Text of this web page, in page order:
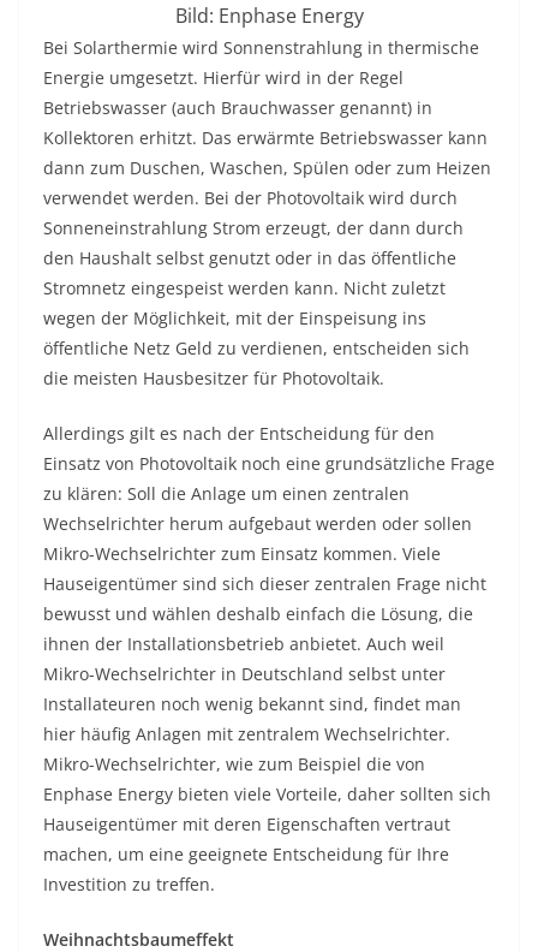
Bild: Enphase Energy
Bei Solarthermie wird Sonnenstrahlung in thermische
Energie umgesetzt. Hierfür wird in der Regel
Betriebswasser (auch Brauchwasser genannt) in
Kollektoren erhitzt. Das erwärmte Betriebswasser kann
dann zum Duschen, Waschen, Spülen oder zum Heizen
verwendet werden. Bei der Photovoltaik wird durch
Sonneneinstrahlung Strom erzeugt, der dann durch
den Haushalt selbst genutzt oder in das öffentliche
Stromnetz eingespeist werden kann. Nicht zuletzt
wegen der Möglichkeit, mit der Einspeisung ins
öffentliche Netz Geld zu verdienen, entscheiden sich
die meisten Hausbesitzer für Photovoltaik.
Allerdings gilt es nach der Entscheidung für den
Einsatz von Photovoltaik noch eine grundsätzliche Frage
zu klären: Soll die Anlage um einen zentralen
Wechselrichter herum aufgebaut werden oder sollen
Mikro-Wechselrichter zum Einsatz kommen. Viele
Hauseigentümer sind sich dieser zentralen Frage nicht
bewusst und wählen deshalb einfach die Lösung, die
ihnen der Installationsbetrieb anbietet. Auch weil
Mikro-Wechselrichter in Deutschland selbst unter
Installateuren noch wenig bekannt sind, findet man
hier häufig Anlagen mit zentralem Wechselrichter.
Mikro-Wechselrichter, wie zum Beispiel die von
Enphase Energy bieten viele Vorteile, daher sollten sich
Hauseigentümer mit deren Eigenschaften vertraut
machen, um eine geeignete Entscheidung für Ihre
Investition zu treffen.
Weihnachtsbaumeffekt